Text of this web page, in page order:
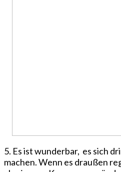
5. Es ist wunderbar, es sich
machen. Wenn es draußen